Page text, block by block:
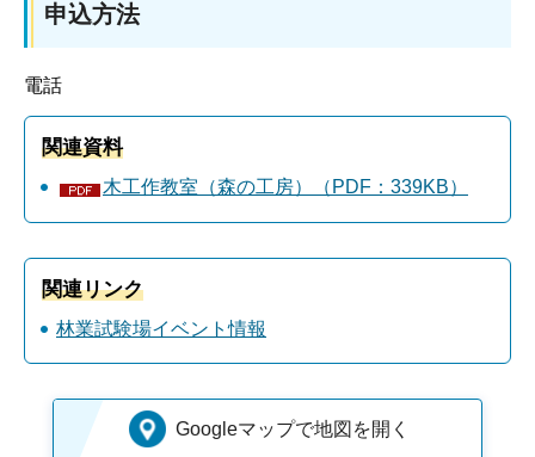
申込方法
電話
関連資料
木工作教室（森の工房）（PDF：339KB）
関連リンク
林業試験場イベント情報
Googleマップで地図を開く